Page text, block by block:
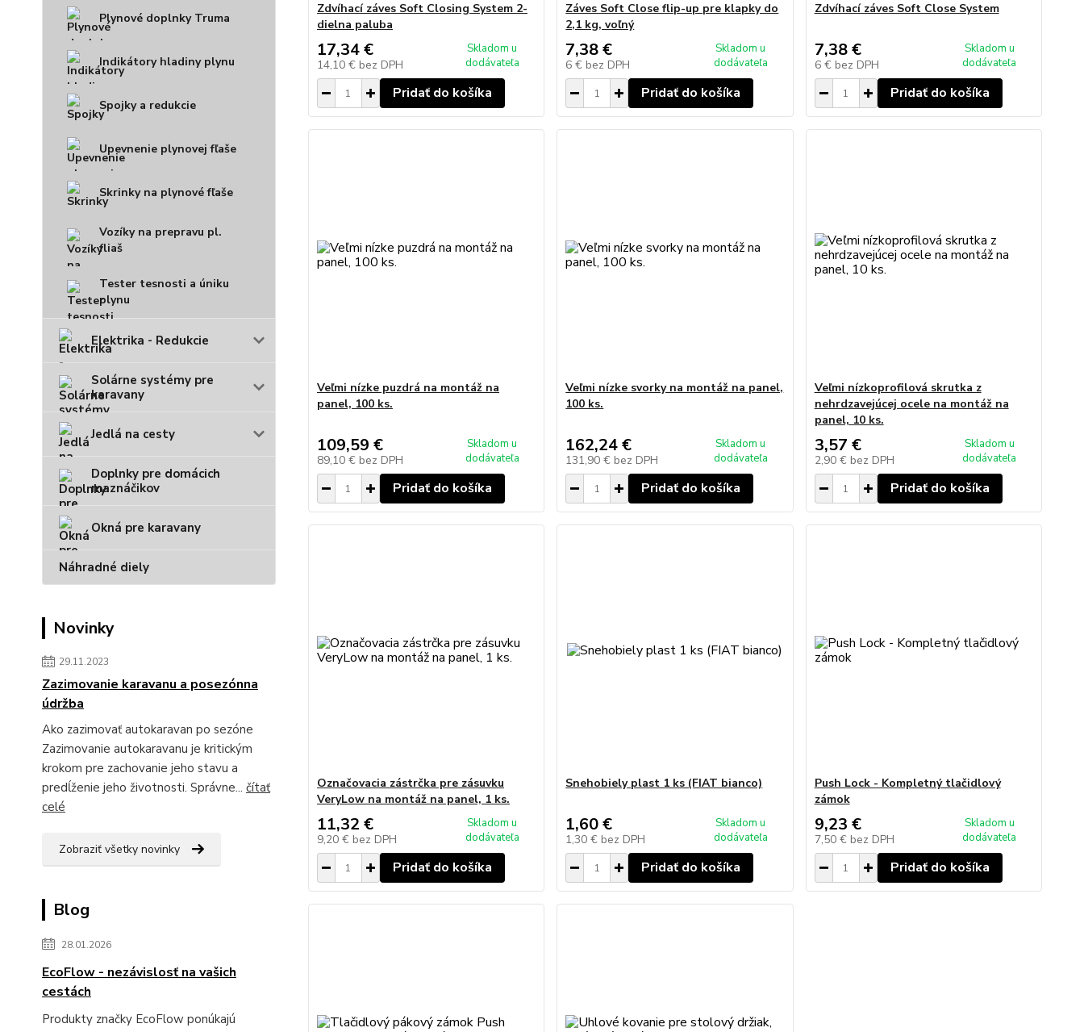
Plynové doplnky Truma
Indikátory hladiny plynu
Spojky a redukcie
Upevnenie plynovej fľaše
Skrinky na plynové fľaše
Vozíky na prepravu pl.
fliaš
Tester tesnosti a úniku
plynu
Elektrika - Redukcie
Solárne systémy pre
karavany
Jedlá na cesty
Doplnky pre domácich
maznáčikov
Okná pre karavany
Náhradné diely
Novinky
29.11.2023
Zazimovanie karavanu a posezónna
údržba
Ako zazimovať autokaravan po sezóne
Zazimovanie autokaravanu je kritickým
krokom pre zachovanie jeho stavu a
predĺženie jeho životnosti. Správne... čítať
celé
Zobraziť všetky novinky
Blog
28.01.2026
EcoFlow - nezávislosť na vašich
cestách
Produkty značky EcoFlow ponúkajú
Zdvíhací záves Soft Closing System 2-
dielna paluba
17,34 €
14,10 € bez DPH
Skladom u
dodávateľa
Pridať do košíka
Záves Soft Close flip-up pre klapky do
2,1 kg, voľný
7,38 €
6 € bez DPH
Skladom u
dodávateľa
Pridať do košíka
Zdvíhací záves Soft Close System
7,38 €
6 € bez DPH
Skladom u
dodávateľa
Pridať do košíka
Veľmi nízke puzdrá na montáž na
panel, 100 ks.
109,59 €
89,10 € bez DPH
Skladom u
dodávateľa
Pridať do košíka
Veľmi nízke svorky na montáž na panel,
100 ks.
162,24 €
131,90 € bez DPH
Skladom u
dodávateľa
Pridať do košíka
Veľmi nízkoprofilová skrutka z
nehrdzavejúcej ocele na montáž na
panel, 10 ks.
3,57 €
2,90 € bez DPH
Skladom u
dodávateľa
Pridať do košíka
Označovacia zástrčka pre zásuvku
VeryLow na montáž na panel, 1 ks.
11,32 €
9,20 € bez DPH
Skladom u
dodávateľa
Pridať do košíka
Snehobiely plast 1 ks (FIAT bianco)
1,60 €
1,30 € bez DPH
Skladom u
dodávateľa
Pridať do košíka
Push Lock - Kompletný tlačidlový
zámok
9,23 €
7,50 € bez DPH
Skladom u
dodávateľa
Pridať do košíka